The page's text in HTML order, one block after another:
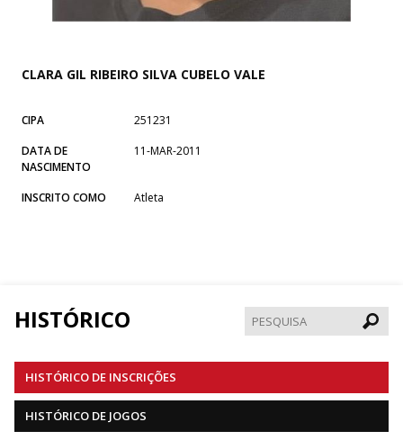
CLARA GIL RIBEIRO SILVA CUBELO VALE
CIPA
251231
DATA DE
NASCIMENTO
11-MAR-2011
INSCRITO COMO Atleta
HISTÓRICO
HISTÓRICO DE INSCRIÇÕES
HISTÓRICO DE JOGOS